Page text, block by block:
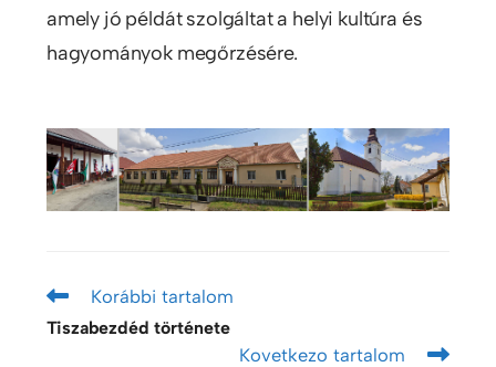
amely jó példát szolgáltat a helyi kultúra és
hagyományok megőrzésére.
Korábbi tartalom
Tiszabezdéd története
Kovetkezo tartalom